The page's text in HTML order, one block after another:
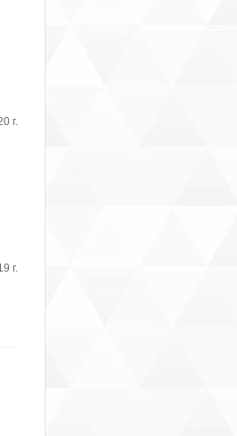
г.
г.